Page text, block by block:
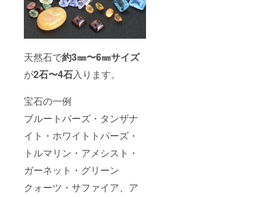
天然石で約3㎜〜6㎜サイズ
が2石〜4石入ります。
宝石の一例
ブルートパーズ・タンザナ
イト・ホワイトトパーズ・
トルマリン・アメシスト・
ガーネット・グリーン
クォーツ・サファイア、ア